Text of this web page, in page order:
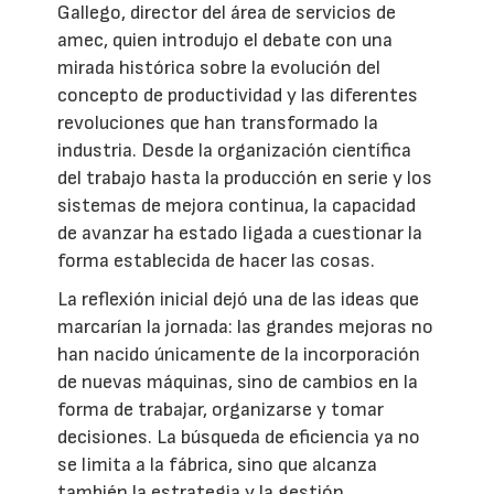
Gallego, director del área de servicios de
amec, quien introdujo el debate con una
mirada histórica sobre la evolución del
concepto de productividad y las diferentes
revoluciones que han transformado la
industria. Desde la organización científica
del trabajo hasta la producción en serie y los
sistemas de mejora continua, la capacidad
de avanzar ha estado ligada a cuestionar la
forma establecida de hacer las cosas.
La reflexión inicial dejó una de las ideas que
marcarían la jornada: las grandes mejoras no
han nacido únicamente de la incorporación
de nuevas máquinas, sino de cambios en la
forma de trabajar, organizarse y tomar
decisiones. La búsqueda de eficiencia ya no
se limita a la fábrica, sino que alcanza